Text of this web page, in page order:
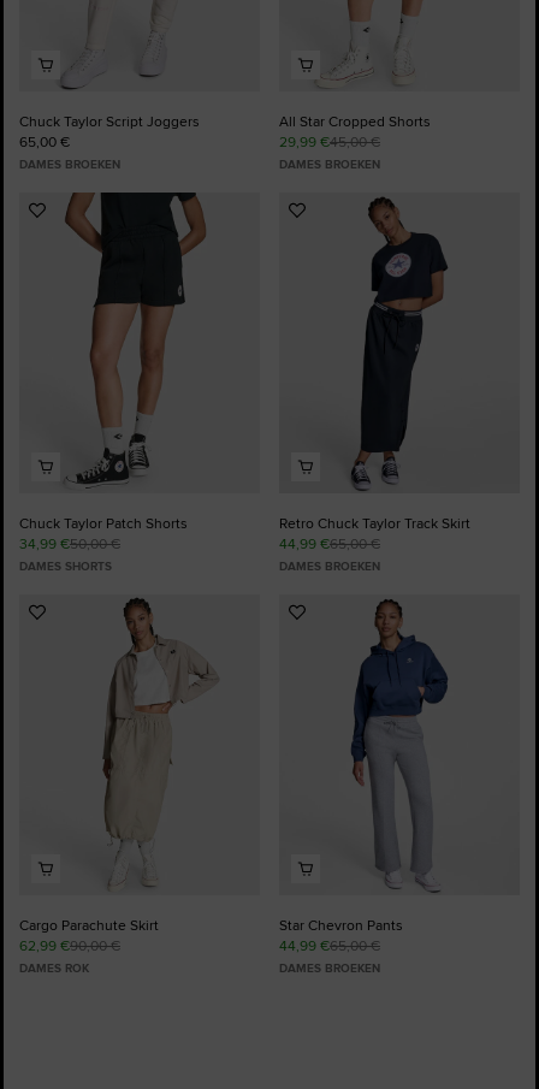
Chuck Taylor Script Joggers
65,00 €
DAMES BROEKEN
All Star Cropped Shorts
29,99 €45,00 €
DAMES BROEKEN
Voeg
favorieten
Chuck Taylor Patch Shorts
34,99 €50,00 €
DAMES SHORTS
Voeg
Retro Chuck Taylor Track Skirt
44,99 €65,00 €
DAMES BROEKEN
Voeg
Cargo Parachute Skirt
62,99 €90,00 €
DAMES ROK
Voeg
favorieten
Star Chevron Pants
44,99 €65,00 €
DAMES BROEKEN